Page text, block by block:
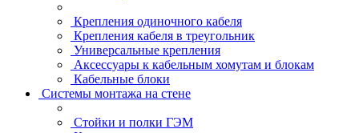
Крепления одиночного кабеля
Крепления кабеля в треугольник
Универсальные крепления
Аксессуары к кабельным хомутам и блокам
Кабельные блоки
Системы монтажа на стене
Стойки и полки ГЭМ